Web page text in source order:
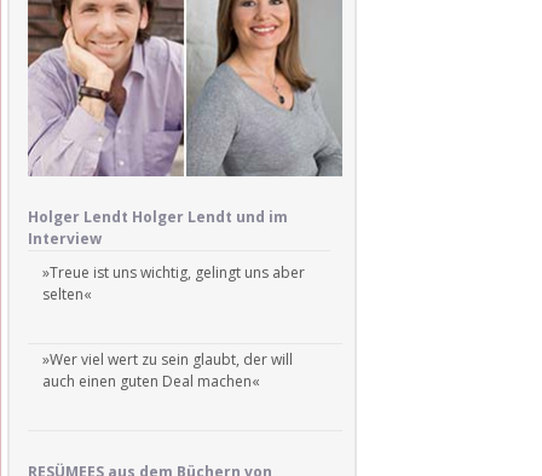
Holger Lendt Holger Lendt und im
Interview
»Treue ist uns wichtig, gelingt uns aber
selten«
»Wer viel wert zu sein glaubt, der will
auch einen guten Deal machen«
RESÜMEES aus dem Büchern von